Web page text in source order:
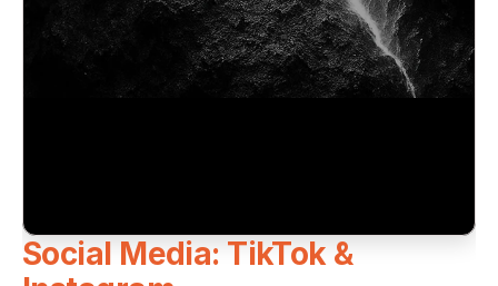
Social Media: TikTok &